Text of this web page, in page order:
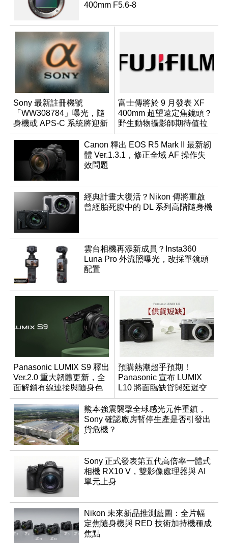
400mm F5.6-8
Sony 最新註冊機號
「WW308784」曝光，隨
身機或 APS-C 系統將迎新
成員？
富士傳將於 9 月發表 XF
400mm 超望遠定焦鏡頭？
野生動物攝影師期待值拉
滿
Canon 釋出 EOS R5 Mark II 最新韌
體 Ver.1.3.1，修正全域 AF 操作失
效問題
經典計畫大復活？Nikon 傳將重啟
曾經胎死腹中的 DL 系列高階隨身機
雲台相機再添新成員？Insta360
Luna Pro 外流照曝光，改採單鏡頭
配置
Panasonic LUMIX S9 釋出
Ver.2.0 重大韌體更新，全
面解鎖有線連接與隨身色
調編輯
預購熱潮超乎預期！
Panasonic 宣布 LUMIX
L10 將面臨缺貨與延遲交
貨時間
熊本強震襲擊全球感光元件重鎮，
Sony 確認廠房暫停生產是否引發出
貨危機？
Sony 正式發表第五代高倍率一體式
相機 RX10 V，雙影像處理器與 AI
單元上身
Nikon 未來新品推測藍圖：全片幅
定焦隨身機與 RED 技術加持機種成
焦點